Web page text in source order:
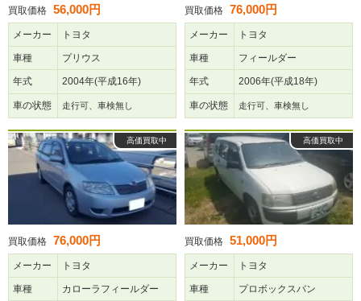
買取価格 56,000円
メーカー トヨタ
車種 プリウス
年式 2004年(平成16年)
車の状態 走行可、車検無し
買取価格 76,000円
メーカー トヨタ
車種 フィールダー
年式 2006年(平成18年)
車の状態 走行可、車検無し
高価買取中
買取価格 76,000円
メーカー トヨタ
車種 カローラフィールダー
高価買取中
買取価格 51,000円
メーカー トヨタ
車種 プロボックスバン